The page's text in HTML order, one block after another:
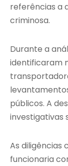
referências a
criminosa.
Durante a
identificaram
públicos. A
investigativas
As
funcionaria